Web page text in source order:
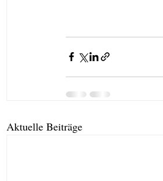
Aktuelle Beiträge